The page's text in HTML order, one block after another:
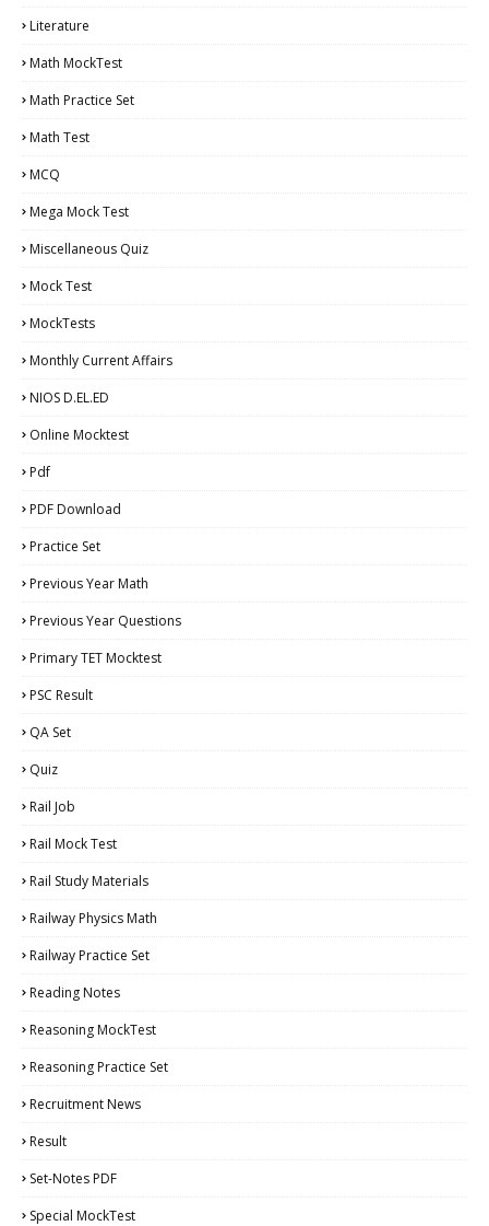
Literature
Math MockTest
Math Practice Set
Math Test
MCQ
Mega Mock Test
Miscellaneous Quiz
Mock Test
MockTests
Monthly Current Affairs
NIOS D.EL.ED
Online Mocktest
Pdf
PDF Download
Practice Set
Previous Year Math
Previous Year Questions
Primary TET Mocktest
PSC Result
QA Set
Quiz
Rail Job
Rail Mock Test
Rail Study Materials
Railway Physics Math
Railway Practice Set
Reading Notes
Reasoning MockTest
Reasoning Practice Set
Recruitment News
Result
Set-Notes PDF
Special MockTest